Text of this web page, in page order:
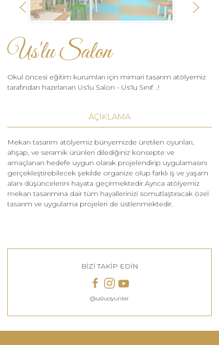
Us'lu Salon
Okul öncesi eğitim kurumları için mimari tasarım atölyemiz
tarafından hazırlanan Us'lu Salon - Us'lu Sınıf ..!
AÇIKLAMA
Mekan tasarım atölyemiz bünyemizde üretilen oyunları,
ahşap, ve seramik ürünleri dilediğiniz konsepte ve
amaçlanan hedefe uygun olarak projelendirip uygulamasını
gerçekleştirebilecek şekilde organize olup farklı iş ve yaşam
alanı düşüncelerini hayata geçirmektedir.Ayrıca atölyemiz
mekan tasarımına dair tüm hayallerinizi somutlaştıracak özel
tasarım ve uygulama projeleri de üstlenmektedir.
BİZİ TAKİP EDİN
@usluoyunlar